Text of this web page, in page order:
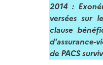
2014 :
versées sur
clause
de PACS